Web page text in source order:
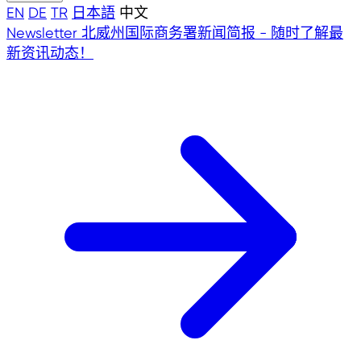
EN DE TR 日本語 中文
Newsletter 北威州国际商务署新闻简报 - 随时了解最
新资讯动态！